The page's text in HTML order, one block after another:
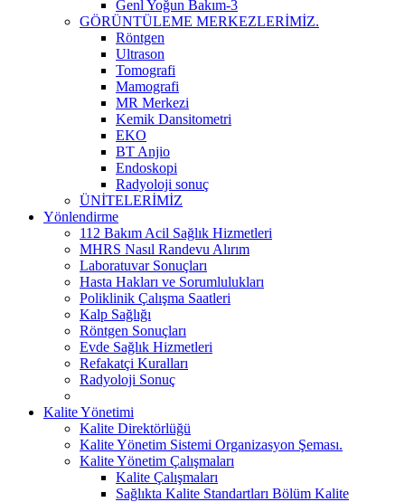
Genl Yoğun Bakım-3
GÖRÜNTÜLEME MERKEZLERİMİZ.
Röntgen
Ultrason
Tomografi
Mamografi
MR Merkezi
Kemik Dansitometri
EKO
BT Anjio
Endoskopi
Radyoloji sonuç
ÜNİTELERİMİZ
Yönlendirme
112 Bakım Acil Sağlık Hizmetleri
MHRS Nasıl Randevu Alırım
Laboratuvar Sonuçları
Hasta Hakları ve Sorumlulukları
Poliklinik Çalışma Saatleri
Kalp Sağlığı
Röntgen Sonuçları
Evde Sağlık Hizmetleri
Refakatçi Kuralları
Radyoloji Sonuç
Kalite Yönetimi
Kalite Direktörlüğü
Kalite Yönetim Sistemi Organizasyon Şeması.
Kalite Yönetim Çalışmaları
Kalite Çalışmaları
Sağlıkta Kalite Standartları Bölüm Kalite